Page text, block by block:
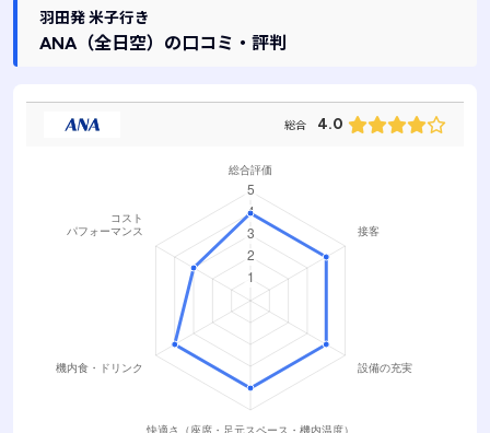
羽田発 米子行き
ANA（全日空） の口コミ・評判
総合 4.0